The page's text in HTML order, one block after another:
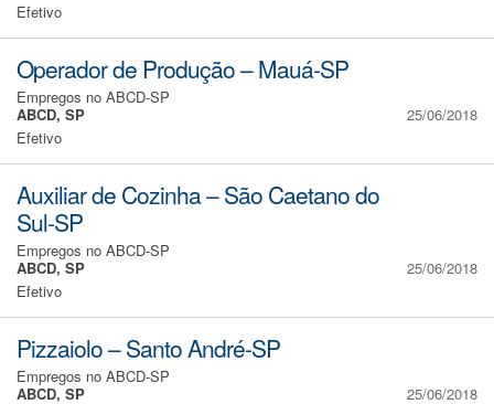
Efetivo
Operador de Produção – Mauá-SP
Empregos no ABCD-SP
ABCD, SP
Efetivo
25/06/2018
Auxiliar de Cozinha – São Caetano do
Sul-SP
Empregos no ABCD-SP
ABCD, SP
Efetivo
25/06/2018
Pizzaiolo – Santo André-SP
Empregos no ABCD-SP
ABCD, SP
25/06/2018